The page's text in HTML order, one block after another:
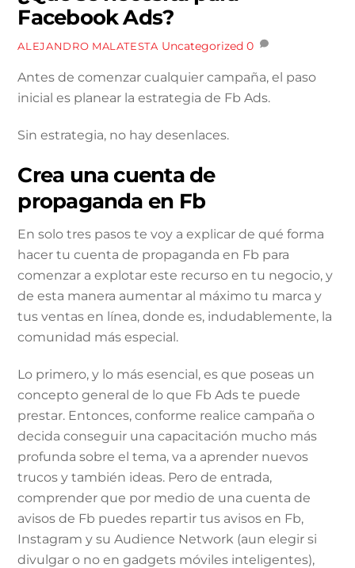
Facebook Ads?
ALEJANDRO MALATESTA Uncategorized 0
Antes de comenzar cualquier campaña, el paso
inicial es planear la estrategia de Fb Ads.
Sin estrategia, no hay desenlaces.
Crea una cuenta de
propaganda en Fb
En solo tres pasos te voy a explicar de qué forma
hacer tu cuenta de propaganda en Fb para
comenzar a explotar este recurso en tu negocio, y
de esta manera aumentar al máximo tu marca y
tus ventas en línea, donde es, indudablemente, la
comunidad más especial.
Lo primero, y lo más esencial, es que poseas un
concepto general de lo que Fb Ads te puede
prestar. Entonces, conforme realice campaña o
decida conseguir una capacitación mucho más
profunda sobre el tema, va a aprender nuevos
trucos y también ideas. Pero de entrada,
comprender que por medio de una cuenta de
avisos de Fb puedes repartir tus avisos en Fb,
Instagram y su Audience Network (aun elegir si
divulgar o no en gadgets móviles inteligentes),